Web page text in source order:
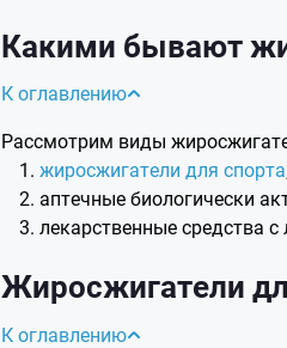
Какими бывают
К оглавлению
Рассмотрим виды
жиросжигатели для спорта
аптечные биологически
лекарственные средства
Жиросжигатели
К оглавлению